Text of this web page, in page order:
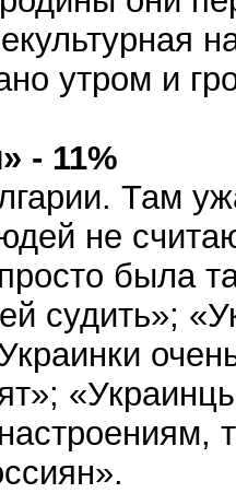
утром и
- 11%
Там
не
была
судить»;